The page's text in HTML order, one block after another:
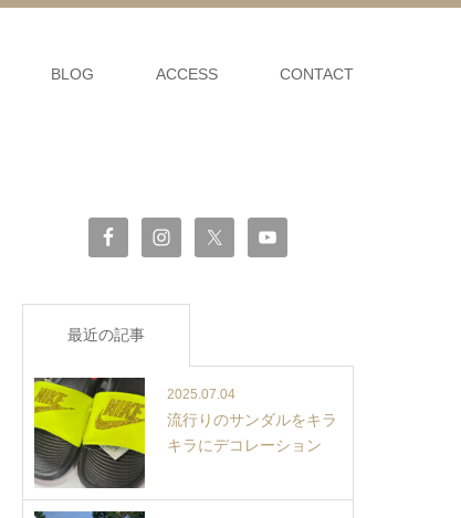
BLOG ACCESS CONTACT
最近の記事
2025.07.04
流行りのサンダルをキラ
キラにデコレーション